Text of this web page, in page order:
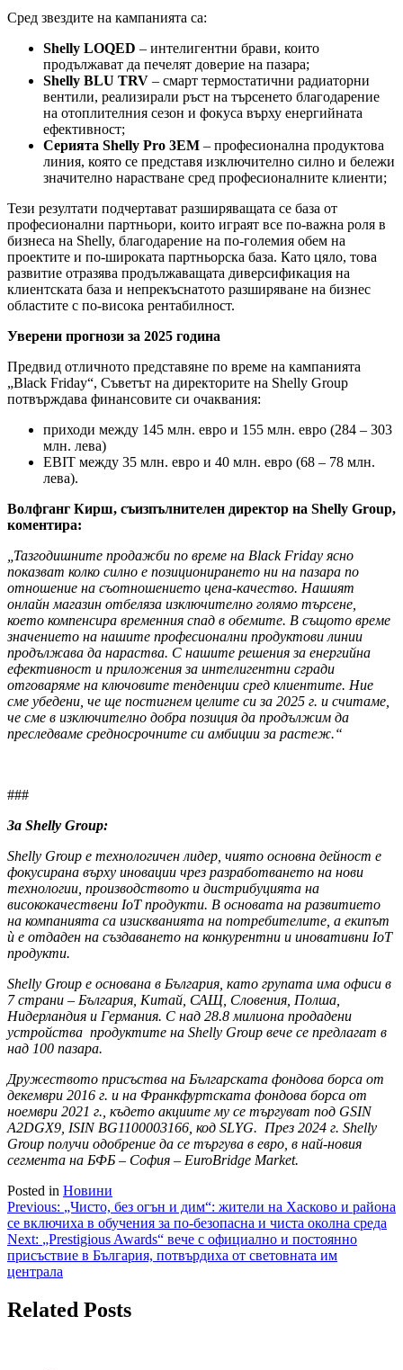
Сред звездите на кампанията са:
Shelly LOQED – интелигентни брави, които
продължават да печелят доверие на пазара;
Shelly BLU TRV – смарт термостатични радиаторни
вентили, реализирали ръст на търсенето благодарение
на отоплителния сезон и фокуса върху енергийната
ефективност;
Серията Shelly Pro 3EM – професионална продуктова
линия, която се представя изключително силно и бележи
значително нарастване сред професионалните клиенти;
Тези резултати подчертават разширяващата се база от
професионални партньори, които играят все по-важна роля в
бизнеса на Shelly, благодарение на по-големия обем на
проектите и по-широката партньорска база. Като цяло, това
развитие отразява продължаващата диверсификация на
клиентската база и непрекъснатото разширяване на бизнес
областите с по-висока рентабилност.
Уверени прогнози за 2025 година
Предвид отличното представяне по време на кампанията
„Black Friday“, Съветът на директорите на Shelly Group
потвърждава финансовите си очаквания:
приходи между 145 млн. евро и 155 млн. евро (284 – 303
млн. лева)
EBIT между 35 млн. евро и 40 млн. евро (68 – 78 млн.
лева).
Волфганг Кирш, съизпълнителен директор на Shelly Group,
коментира:
„Тазгодишните продажби по време на Black Friday ясно
показват колко силно е позиционирането ни на пазара по
отношение на съотношението цена-качество. Нашият
онлайн магазин отбеляза изключително голямо търсене,
което компенсира временния спад в обемите. В същото време
значението на нашите професионални продуктови линии
продължава да нараства. С нашите решения за енергийна
ефективност и приложения за интелигентни сгради
отговаряме на ключовите тенденции сред клиентите. Ние
сме убедени, че ще постигнем целите си за 2025 г. и считаме,
че сме в изключително добра позиция да продължим да
преследваме средносрочните си амбиции за растеж.“
###
За Shelly Group:
Shelly Group e технологичен лидер, чиято основна дейност е
фокусирана върху иновации чрез разработването на нови
технологии, производството и дистрибуцията на
висококачествени IoT продукти. В основата на развитието
на компанията са изискванията на потребителите, а екипът
ѝ е отдаден на създаването на конкурентни и иновативни IoT
продукти.
Shelly Group е основана в България, като групата има офиси в
7 страни – България, Китай, САЩ, Словения, Полша,
Нидерландия и Германия. С над 28.8 милиона продадени
устройства продуктите на Shelly Group вече се предлагат в
над 100 пазара.
Дружеството присъства на Българската фондова борса от
декември 2016 г. и на Франкфуртската фондова борса от
ноември 2021 г., където акциите му се търгуват под GSIN
A2DGX9, ISIN BG1100003166, код SLYG. През 2024 г. Shelly
Group получи одобрение да се търгува в евро, в най-новия
сегмента на БФБ – София – EuroBridge Market.
Posted in Новини
Навигация
Previous: „Чисто, без огън и дим“: жители на Хасково и района
се включиха в обучения за по-безопасна и чиста околна среда
Next: „Prestigious Awards“ вече с официално и постоянно
присъствие в България, потвърдиха от световната им
централа
Related Posts